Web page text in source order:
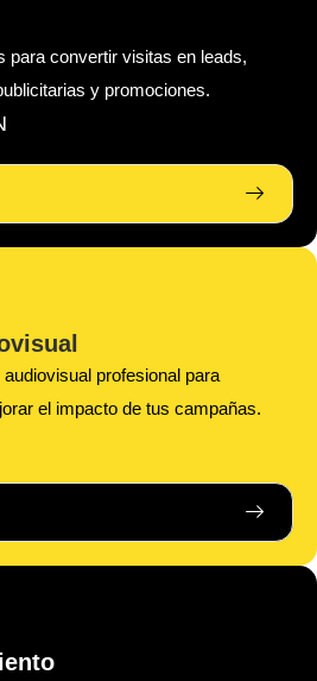
para convertir visitas en leads,
y promociones.
profesional para
el impacto de tus campañas.